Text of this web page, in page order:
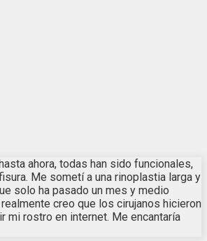
ahora, todas han sido funcionales,
Me sometí a una rinoplastia larga y
solo ha pasado un mes y medio
creo que los cirujanos hicieron
mi rostro en internet. Me encantaría